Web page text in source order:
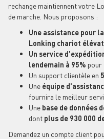
rechange maintiennent votre
de marche. Nous proposons :
Une assistance pour
Lonking chariot
Un service
lendemain à 95% pour
Un support clientèle en
Une équipe
fournira le meilleur
Une base de données
dont plus de 930 000
Demandez un compte client